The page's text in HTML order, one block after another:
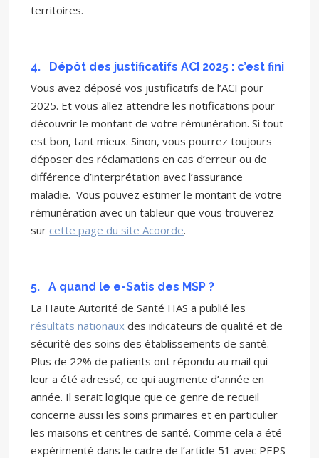
territoires.
4. Dépôt des justificatifs ACI 2025 : c’est fini
Vous avez déposé vos justificatifs de l’ACI pour
2025. Et vous allez attendre les notifications pour
découvrir le montant de votre rémunération. Si tout
est bon, tant mieux. Sinon, vous pourrez toujours
déposer des réclamations en cas d’erreur ou de
différence d’interprétation avec l’assurance
maladie. Vous pouvez estimer le montant de votre
rémunération avec un tableur que vous trouverez
surcette page du site Acoorde.
5.A quand le e-Satis des MSP ?
La Haute Autorité de Santé HAS a publié les
résultats nationaux des indicateurs de qualité et de
sécurité des soins des établissements de santé.
Plus de 22% de patients ont répondu au mail qui
leur a été adressé, ce qui augmente d’année en
année. Il serait logique que ce genre de recueil
concerne aussi les soins primaires et en particulier
les maisons et centres de santé. Comme cela a été
expérimenté dans le cadre de l’article 51 avec PEPS